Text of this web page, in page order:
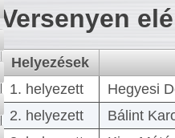
Versenyen
Helyezések
1. helyezett
Hegyesi
2. helyezett
Bálint